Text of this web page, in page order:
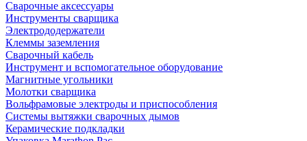
Сварочные аксессуары
Инструменты сварщика
Электрододержатели
Клеммы заземления
Сварочный кабель
Инструмент и вспомогательное оборудование
Магнитные угольники
Молотки сварщика
Вольфрамовые электроды и приспособления
Системы вытяжки сварочных дымов
Керамические подкладки